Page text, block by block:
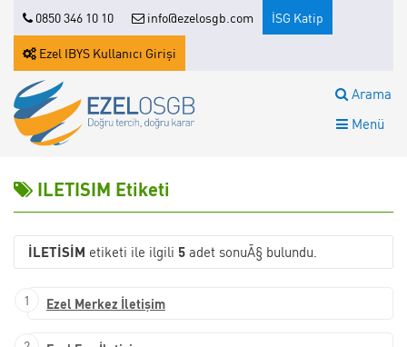
0850 346 10 10 info@ezelosgb.com İSG Katip
Ezel IBYS Kullanıcı Girişi
Arama
Menü
ILETISIM Etiketi
ILETISIM etiketi ile ilgili 5 adet sonuÃ§ bulundu.
1 Ezel Merkez İletişim